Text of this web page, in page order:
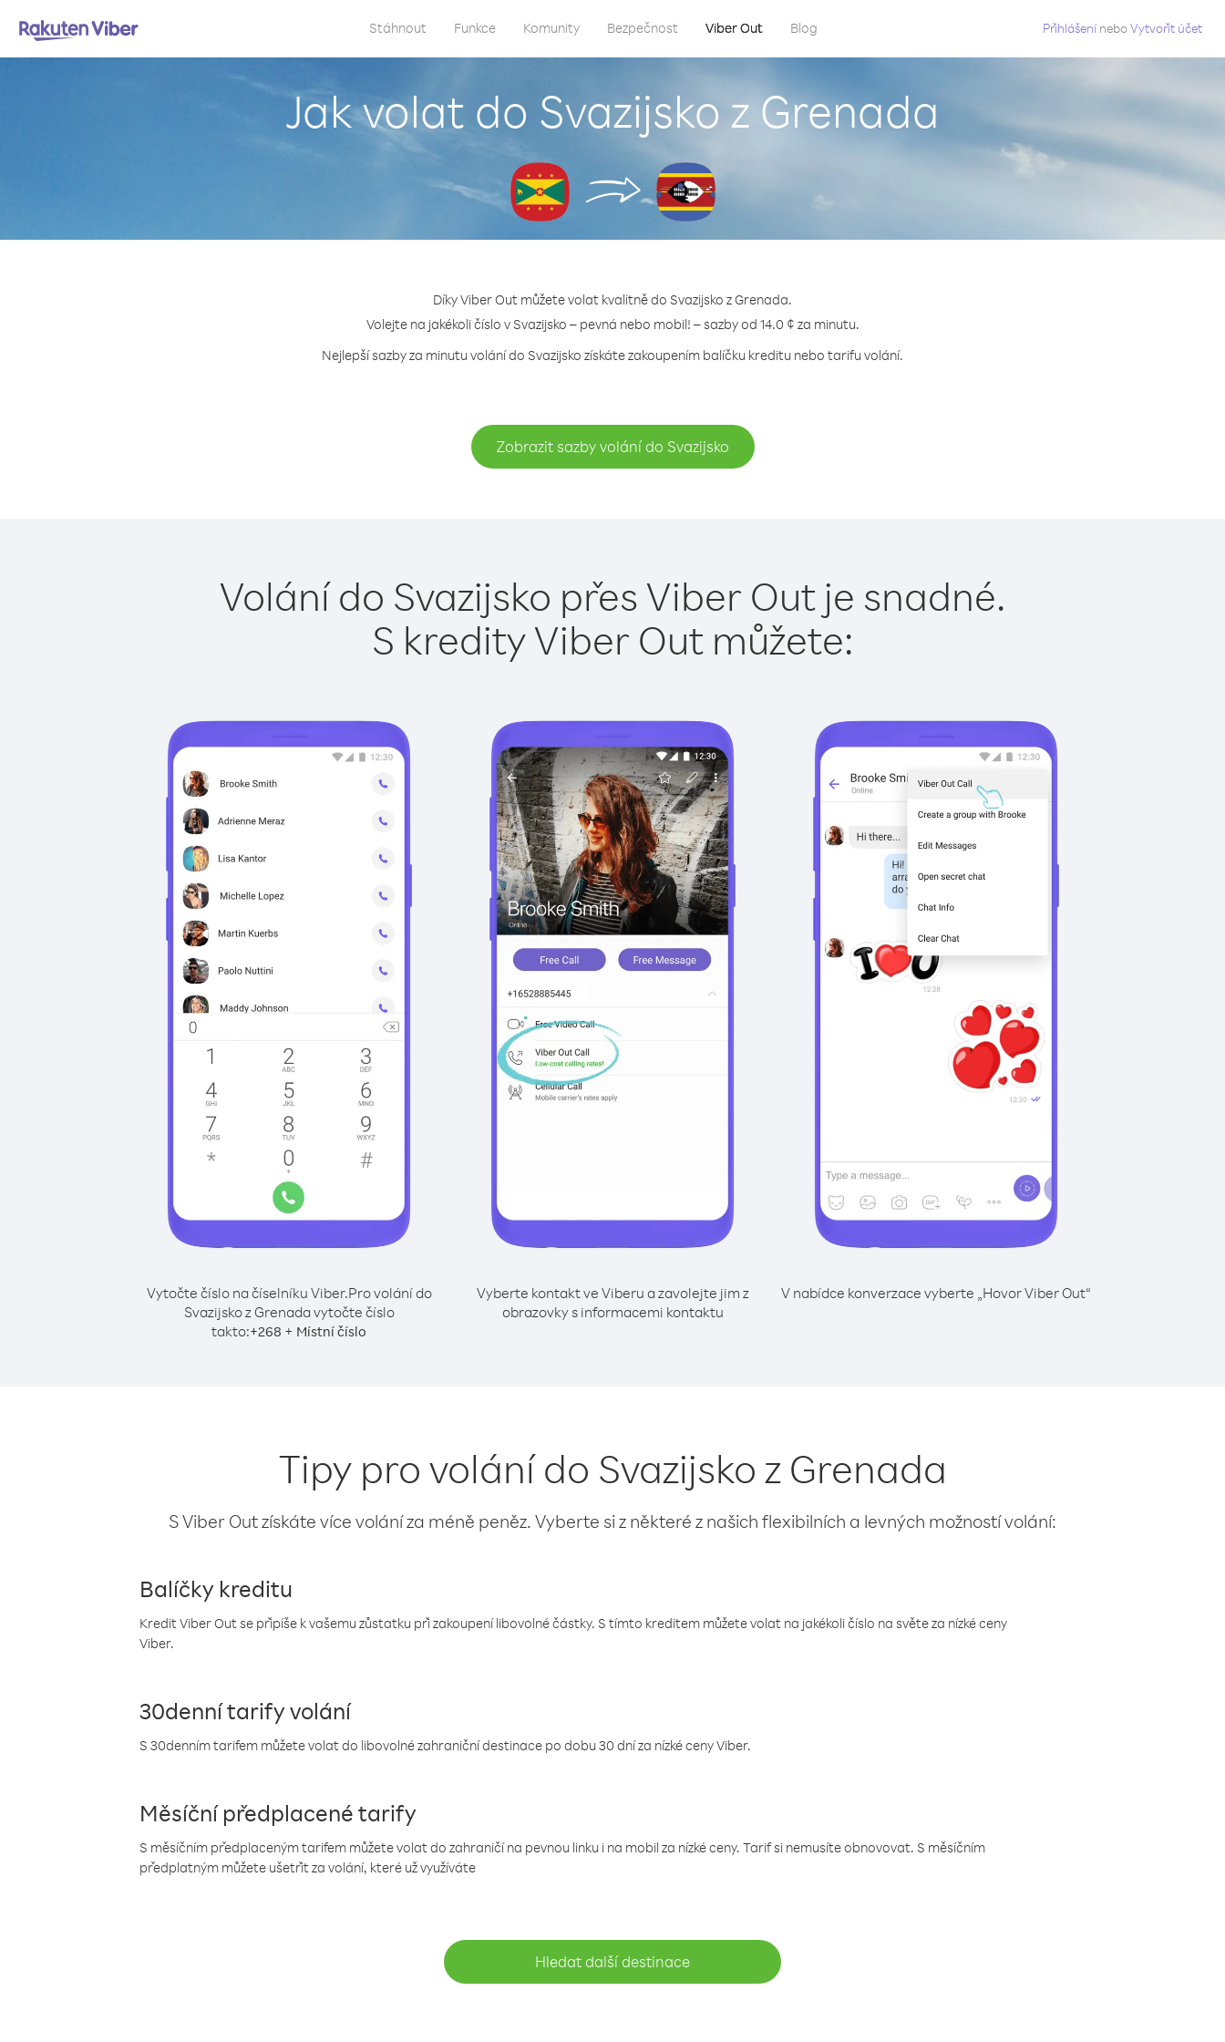
Stáhnout Funkce Komunity Bezpečnost Viber Out Blog Přihlášení neboVytvořit účet
Jak volat do Svazijsko z Grenada
Díky Viber Out můžete volat kvalitně do Svazijsko z Grenada.
Volejte na jakékoli číslo v Svazijsko – pevná nebo mobil! – sazby od 14.0 ¢ za minutu.
Nejlepší sazby za minutu volání do Svazijsko získáte zakoupením balíčku kreditu nebo tarifu volání.
Zobrazit sazby volání do Svazijsko
Volání do Svazijsko přes Viber Out je snadné.
S kredity Viber Out můžete:
Vytočte číslo na číselníku Viber.Pro volání do
Svazijsko z Grenada vytočte číslo
takto:+268 + Místní číslo
Vyberte kontakt ve Viberu a zavolejte jim z
obrazovky s informacemi kontaktu
V nabídce konverzace vyberte „Hovor Viber Out“
Tipy pro volání do Svazijsko z Grenada
S Viber Out získáte více volání za méně peněz. Vyberte si z některé z našich flexibilních a levných možností volání:
Balíčky kreditu
Kredit Viber Out se připíše k vašemu zůstatku při zakoupení libovolné částky. S tímto kreditem můžete volat na jakékoli číslo na světe za nízké ceny
Viber.
30denní tarify volání
S 30denním tarifem můžete volat do libovolné zahraniční destinace po dobu 30 dní za nízké ceny Viber.
Měsíční předplacené tarify
S měsíčním předplaceným tarifem můžete volat do zahraničí na pevnou linku i na mobil za nízké ceny. Tarif si nemusíte obnovovat. S měsíčním
předplatným můžete ušetřit za volání, které už využíváte
Hledat další destinace